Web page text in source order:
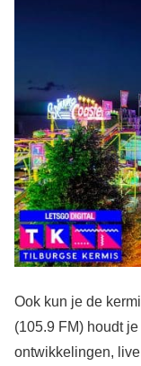
Ook kun je de
(105.9 FM) houdt
ontwikkelingen,